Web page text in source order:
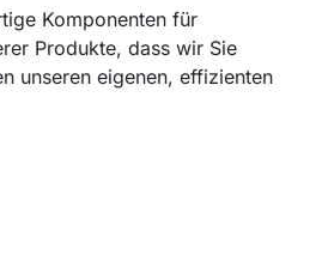
Komponenten für
Produkte, dass wir Sie
unseren eigenen, effizienten